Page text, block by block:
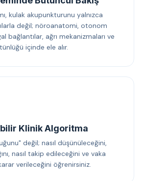
kulak akupunkturunu yalnızca
değil; nöroanatomi, otonom
bağlantılar, ağrı mekanizmaları ve
içinde ele alır.
Klinik Algoritma
değil; nasıl düşünüleceğini,
nasıl takip edileceğini ve vaka
verileceğini öğrenirsiniz.